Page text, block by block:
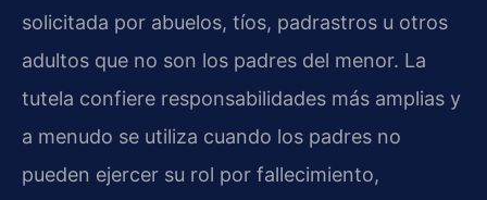
solicitada por abuelos, tíos, padrastros u otros
adultos que no son los padres del menor. La
tutela confiere responsabilidades más amplias y
a menudo se utiliza cuando los padres no
pueden ejercer su rol por fallecimiento,